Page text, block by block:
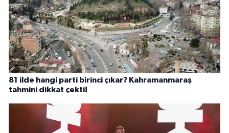
81 ilde hangi parti birinci çıkar? Kahramanmaraş
tahmini dikkat çekti!